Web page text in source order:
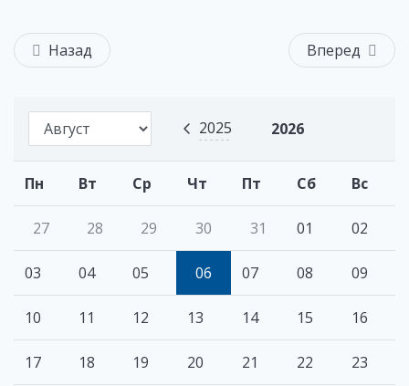
2025 2026
Пн Вт Ср Чт Пт Сб Вс
27 28 29 30 31 01 02
03 04 05 06 07 08 09
10 11 12 13 14 15 16
17 18 19 20 21 22 23
Назад Вперед